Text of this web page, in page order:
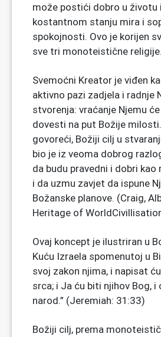
može postići dobro u životu
kostantnom stanju mira i
spokojnosti. Ovo je korijen
sve tri monoteistične religije.
Svemoćni Kreator je viđen
aktivno pazi zadjela i radnje
stvorenja: vraćanje Njemu
dovesti na put Božije
govoreći, Božiji cilj u
bio je iz veoma dobrog
da budu pravedni i dobri kao
i da uzmu zavjet da ispune
Božanske planove. (Craig,
Heritage of
Ovaj koncept je ilustriran u
Kuću Izraela spomenutoj u
svoj zakon njima, i napisat
srca; i Ja ću biti njihov Bog,
narod.” (Jeremiah: 31:33)
Božiji cilj, prema